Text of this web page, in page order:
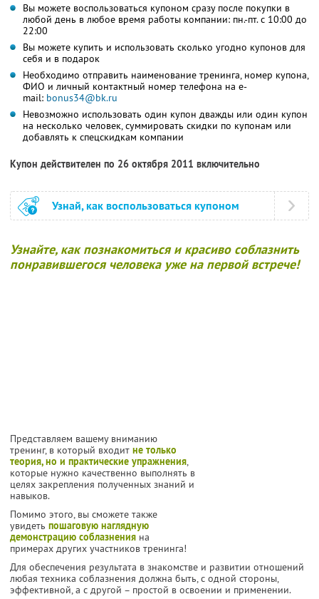
Вы можете воспользоваться купоном сразу после покупки в
любой день в любое время работы компании: пн.-пт. с 10:00 до
22:00
Вы можете купить и использовать сколько угодно купонов для
себя и в подарок
Необходимо отправить наименование тренинга, номер купона,
ФИО и личный контактный номер телефона на e-
mail: bonus34@bk.ru
Невозможно использовать один купон дважды или один купон
на несколько человек, суммировать скидки по купонам или
добавлять к спецскидкам компании
Купон действителен по 26 октября 2011 включительно
Узнай, как воспользоваться купоном
Узнайте, как познакомиться и красиво соблазнить
понравившегося человека уже на первой встрече!
Представляем вашему вниманию
тренинг, в который входит не только
теория, но и практические упражнения,
которые нужно качественно выполнять в
целях закрепления полученных знаний и
навыков.
Помимо этого, вы сможете также
увидеть пошаговую наглядную
демонстрацию соблазнения на
примерах других участников тренинга!
Для обеспечения результата в знакомстве и развитии отношений
любая техника соблазнения должна быть, с одной стороны,
эффективной, а с другой – простой в освоении и применении.